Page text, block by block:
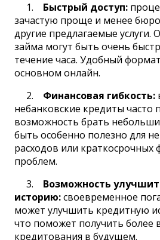
Быстрый доступ:
зачастую проще и менее
другие предлагаемые услуги.
займа могут быть очень
течение часа. Удобный
основном онлайн.
Финансовая гибкость:
небанковские кредиты часто
возможность брать
быть особенно полезно для
расходов или краткосрочных
проблем.
Возможность
историю:своевременное
может улучшить кредитную
что поможет получить более
кредитования в будущем.